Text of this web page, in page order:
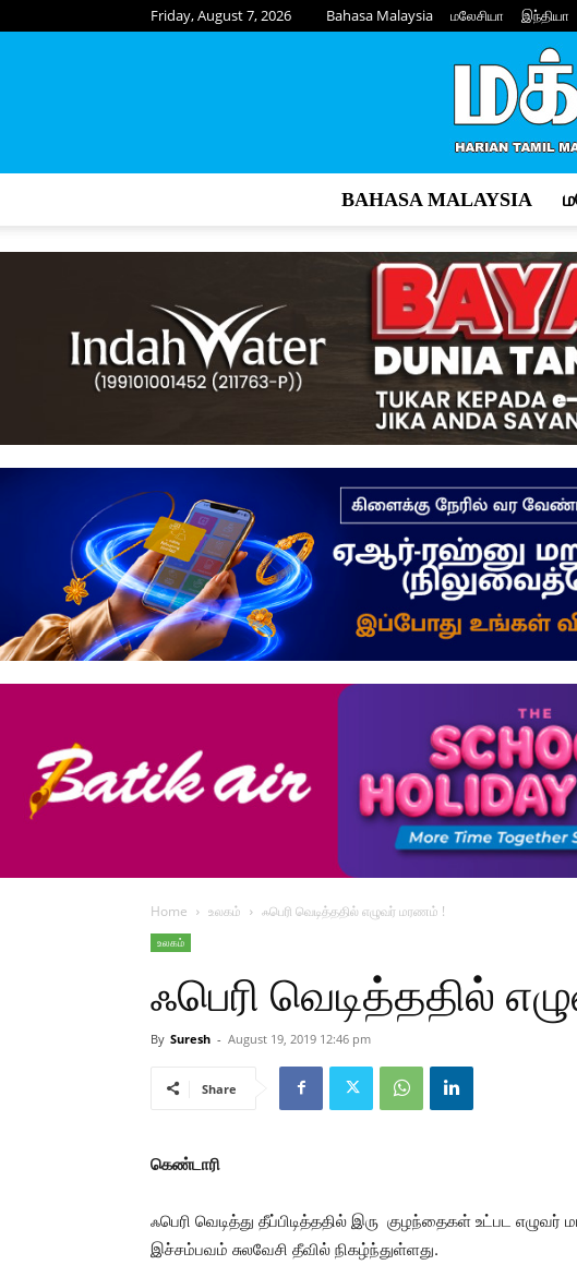
Friday, August 7, 2026 Bahasa Malaysia மலேசியா இந்தியா
BAHASA MALAYSIA
Home உலகம் ஃபெரி வெடித்ததில் எழுவர் மரணம் !
உலகம்
ஃபெரி வெடித்ததில்
By Suresh - August 19, 2019 12:46 pm
Share
கெண்டாரி
ஃபெரி வெடித்து தீப்பிடித்ததில் இரு குழந்தைகள் உட்பட
இச்சம்பவம் சுலவேசி தீவில் நிகழ்ந்துள்ளது.